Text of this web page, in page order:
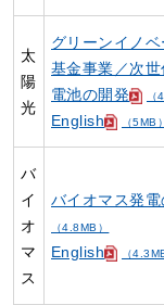
太
陽
光
グリーンイノ
基金事業／次
電池の開発
（
English （5MB）
バ
イ
オ
マ
ス
バイオマス発電
（4.8MB）
English （